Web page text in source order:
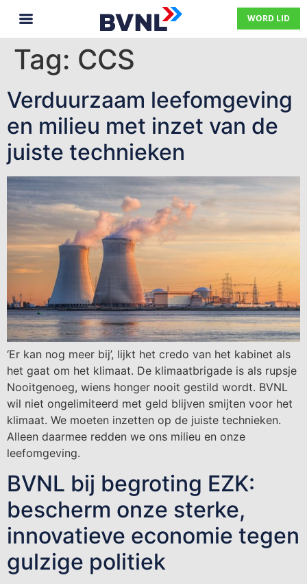
WORD LID
Tag: CCS
Verduurzaam leefomgeving
en milieu met inzet van de
juiste technieken
‘Er kan nog meer bij’, lijkt het credo van het kabinet als
het gaat om het klimaat. De klimaatbrigade is als rupsje
Nooitgenoeg, wiens honger nooit gestild wordt. BVNL
wil niet ongelimiteerd met geld blijven smijten voor het
klimaat. We moeten inzetten op de juiste technieken.
Alleen daarmee redden we ons milieu en onze
leefomgeving.
BVNL bij begroting EZK:
bescherm onze sterke,
innovatieve economie tegen
gulzige politiek